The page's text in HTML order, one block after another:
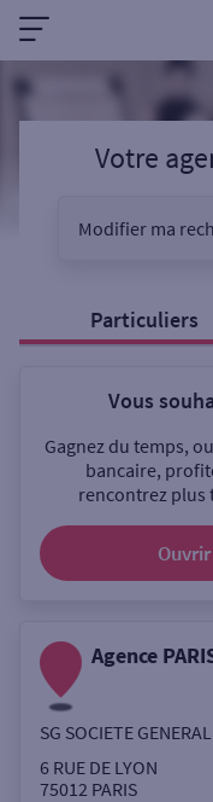
Votre
Modifier ma
Sélectionnez
Ouverte
Ouverte
Particuliers
Vous
Gagnez du temps,
bancaire,
rencontrez plus
Agence
SG SOCIETE
6 RUE DE LYON
75012 PARIS